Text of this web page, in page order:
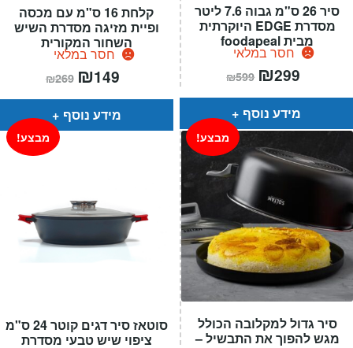
קלחת 16 ס"מ עם מכסה
ופיית מזיגה מסדרת השיש
השחור המקורית
חסר במלאי
₪269 המחיר
המקורי
היה:
₪269.
₪149
הוא:
מידע נוסף
סיר 26 ס"מ גבוה 7.6 ליטר
מסדרת EDGE היוקרתית
מבית foodapeal
חסר במלאי
₪599 המחיר
המקורי
היה:
₪599.
₪299
הוא:
מידע נוסף
סוטאז סיר דגים קוטר 24 ס"מ
ציפוי שיש טבעי מסדרת
מבצע!
סיר גדול למקלובה הכולל
מגש להפוך את התבשיל –
מבצע!